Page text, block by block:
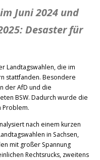
Juni 2024 und
Desaster für
Landtagswahlen, die im
stattfanden. Besondere
der AfD und die
BSW. Dadurch wurde die
Problem.
nach einem kurzen
in Sachsen,
mit großer Spannung
Rechtsrucks, zweitens